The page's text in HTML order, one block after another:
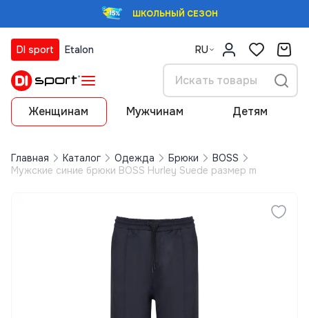
ШКОЛЬНЫЙ СЕЗОН
DI sport Etalon RU
Женщинам Мужчинам Детям
Главная Каталог Одежда Брюки
BOSS
Мужские синие брюки BOSS Hurley Suede размер m